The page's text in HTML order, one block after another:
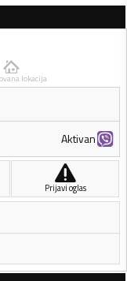
lokacija
Aktivan
Prijavi oglas